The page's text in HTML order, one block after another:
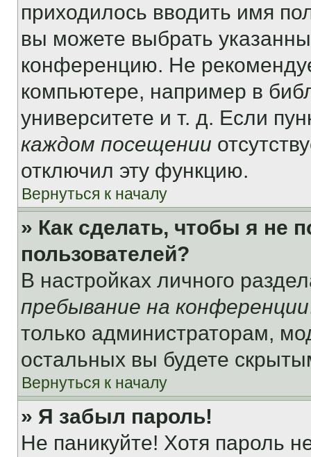
приходилось вводить имя
вы можете выбрать
конференцию. Не
компьютере, например в
университете и т. д. Если
каждом посещении
отключил эту функцию.
Вернуться к началу
» Как сделать, чтобы я не
пользователей?
В настройках личного
пребывание на конференции
только администраторам,
остальных вы будете
Вернуться к началу
» Я забыл пароль!
Не паникуйте! Хотя пароль